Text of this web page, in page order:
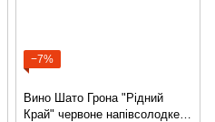
−7%
Вино Шато Грона "Рідний
Край" червоне напівсолодке,